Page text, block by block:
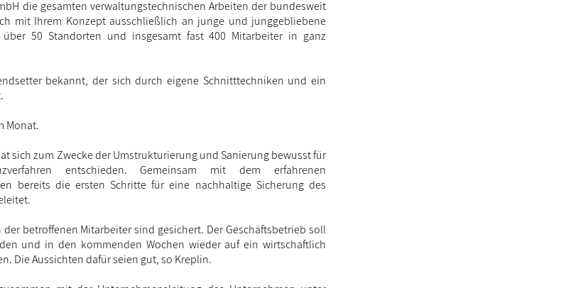
die gesamten verwaltungstechnischen Arbeiten der bundesweit
mit Ihrem Konzept ausschließlich an junge und junggebliebene
50 Standorten und insgesamt fast 400 Mitarbeiter in ganz
bekannt, der sich durch eigene Schnitttechniken und ein
Monat.
sich zum Zwecke der Umstrukturierung und Sanierung bewusst für
entschieden. Gemeinsam mit dem erfahrenen
bereits die ersten Schritte für eine nachhaltige Sicherung des
betroffenen Mitarbeiter sind gesichert. Der Geschäftsbetrieb soll
und in den kommenden Wochen wieder auf ein wirtschaftlich
Die Aussichten dafür seien gut, so Kreplin.